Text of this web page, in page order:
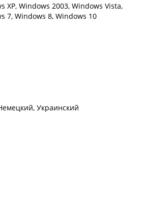
XP, Windows 2003, Windows Vista,
7, Windows 8, Windows 10
Украинский